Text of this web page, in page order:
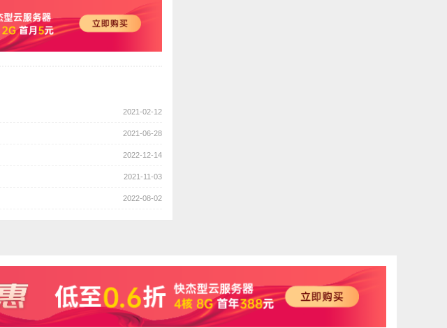
2021-02-12
2021-06-28
2022-12-14
2021-11-03
2022-08-02